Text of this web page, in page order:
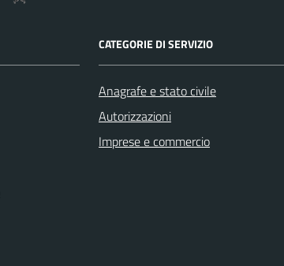
CATEGORIE DI SERVIZIO
Anagrafe e stato civile
Autorizzazioni
Imprese e commercio